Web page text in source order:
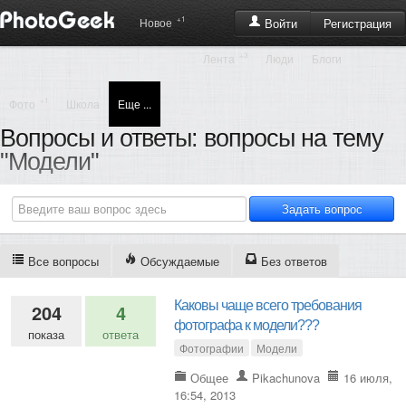
Войти Регистрация
Новое +1
Лента Люди Блоги
Фото Школа Еще ...
Вопросы и ответы: вопросы на тему
"Модели"
Все вопросы Обсуждаемые Без ответов
204
показа
4
ответа
Каковы чаще всего требования
фотографа к модели???
Фотографии
Модели
Общее Pikachunova
16 июля,
16:54, 2013